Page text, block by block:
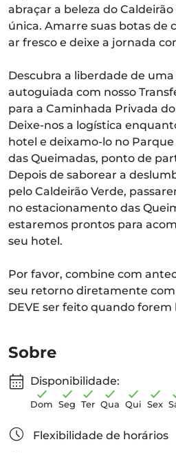
abraçar a beleza do
única. Amarre suas botas de
ar fresco e deixe a jornada
Descubra a liberdade de
autoguiada com nosso
para a Caminhada Privada
Deixe-nos a logística
hotel e deixamo-lo no
das Queimadas, ponto de
Depois de saborear a
pelo Caldeirão Verde,
no estacionamento das
estaremos prontos para
seu hotel.
Por favor, combine com
seu retorno diretamente com
DEVE ser feito quando forem
Sobre
Disponibilidade:
Dom Seg Ter Qua Qui Sex
Flexibilidade de horários